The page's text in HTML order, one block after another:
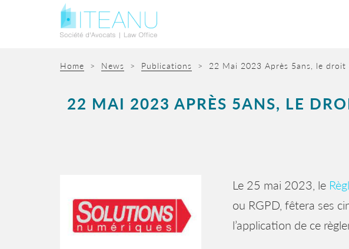
Home > News > Publications > 22 Mai 2023 Après 5ans, le
22 MAI 2023 APRÈS 5ANS, LE
Le 25 mai 2023, le
ou RGPD, fêtera ses
l’application de ce